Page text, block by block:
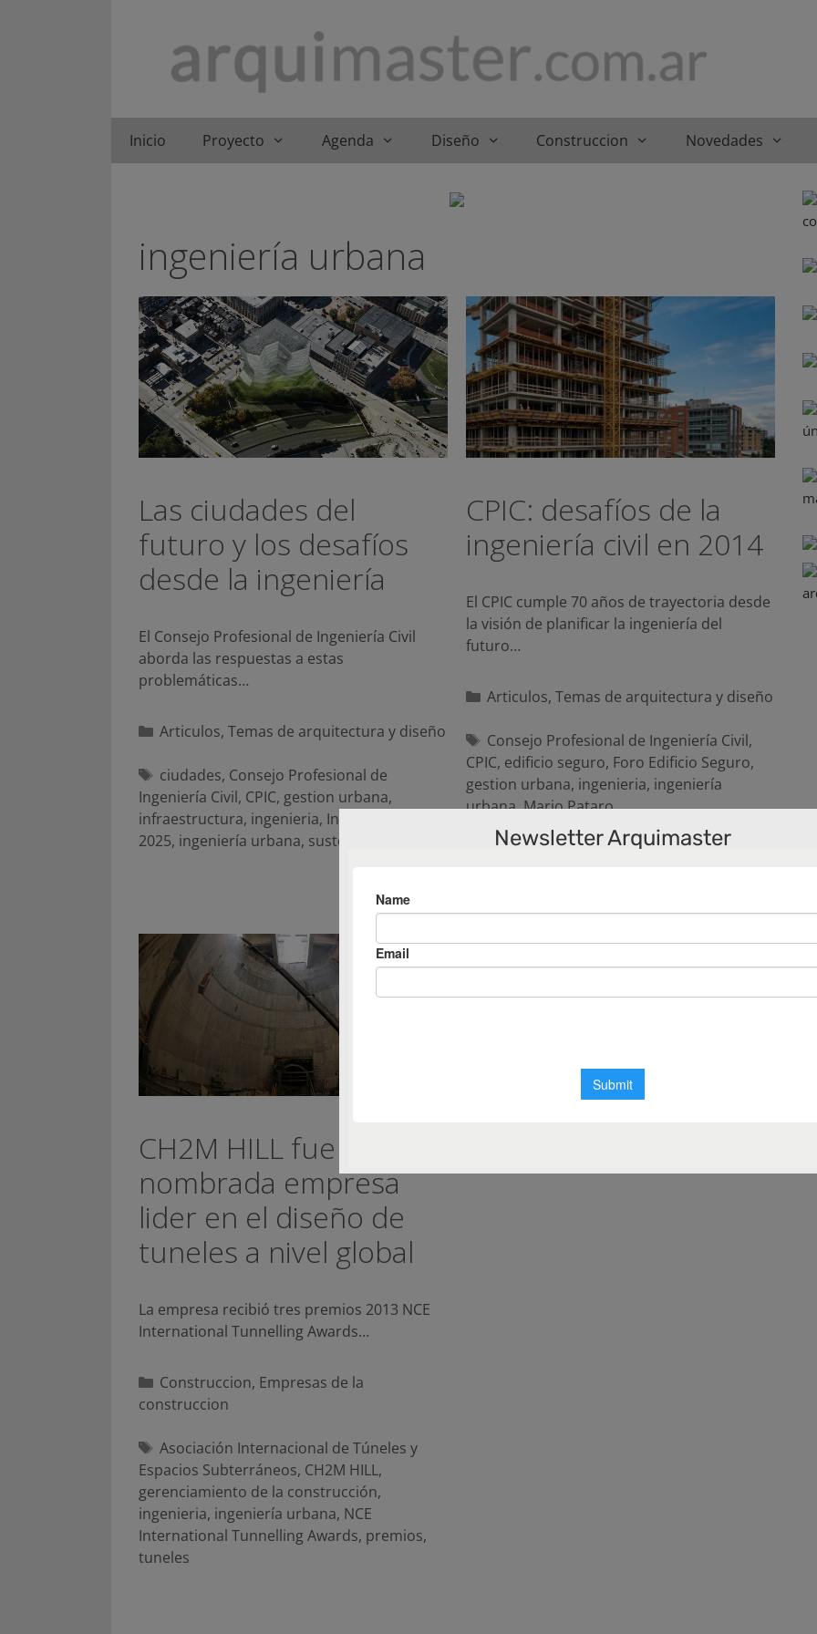
Inicio Proyecto Agenda Diseño Construccion Novedades
ingeniería urbana
Las ciudades del
futuro y los desafíos
desde la ingeniería
El Consejo Profesional de Ingeniería Civil
aborda las respuestas a estas
problemáticas…
Categorías
Articulos, Temas de arquitectura y diseño
Etiquetas
ciudades, Consejo Profesional de
Ingeniería Civil, CPIC, gestion urbana,
infraestructura, ingenieria, Ingeniería Civil
2025, ingeniería urbana, sustentabilidad
CPIC: desafíos de la
ingeniería civil en 2014
El CPIC cumple 70 años de trayectoria desde
la visión de planificar la ingeniería del
futuro…
Categorías
Articulos, Temas de arquitectura y diseño
Etiquetas
Consejo Profesional de Ingeniería Civil,
CPIC, edificio seguro, Foro Edificio Seguro,
gestion urbana, ingenieria, ingeniería
urbana,Mario Pataro
CH2M HILL fue
nombrada empresa
lider en el diseño de
tuneles a nivel global
La empresa recibió tres premios 2013 NCE
International Tunnelling Awards…
Categorías
Construccion, Empresas de la
construccion
Etiquetas
Asociación Internacional de Túneles y
Espacios Subterráneos, CH2M HILL,
gerenciamiento de la construcción,
ingenieria, ingeniería urbana, NCE
International Tunnelling Awards, premios,
tuneles
Newsletter Arquimaster